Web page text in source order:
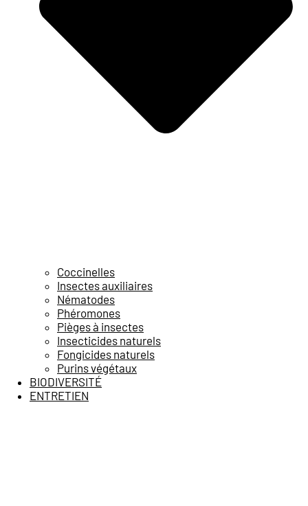
Coccinelles
Insectes auxiliaires
Nématodes
Phéromones
Pièges à insectes
Insecticides naturels
Fongicides naturels
Purins végétaux
BIODIVERSITÉ
ENTRETIEN